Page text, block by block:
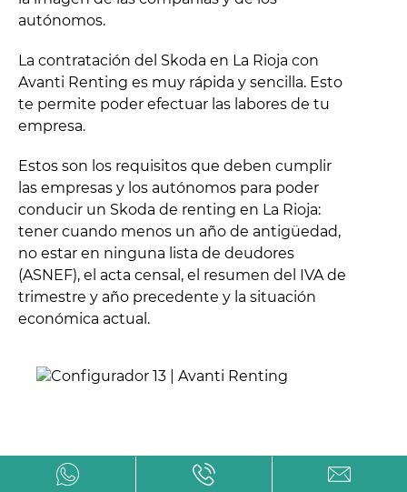
autónomos.
La contratación del Skoda en La Rioja con
Avanti Renting es muy rápida y sencilla. Esto
te permite poder efectuar las labores de tu
empresa.
Estos son los requisitos que deben cumplir
las empresas y los autónomos para poder
conducir un Skoda de renting en La Rioja:
tener cuando menos un año de antigüedad,
no estar en ninguna lista de deudores
(ASNEF), el acta censal, el resumen del IVA de
trimestre y año precedente y la situación
económica actual.